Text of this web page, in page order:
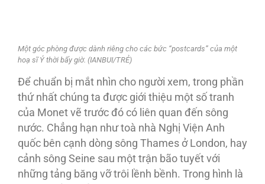
Một góc phòng được dành riêng cho các bức “postcards” của một
hoạ sĩ Ý thời bấy giờ. (IANBUI/TRẺ)
Để chuẩn bị mắt nhìn cho người xem, trong phần
thứ nhất chúng ta được giới thiệu một số tranh
của Monet vẽ trước đó có liên quan đến sông
nước. Chẳng hạn như toà nhà Nghị Viện Anh
quốc bên cạnh dòng sông Thames ở London, hay
cảnh sông Seine sau một trận bão tuyết với
những tảng băng vỡ trôi lềnh bềnh. Trong hình là